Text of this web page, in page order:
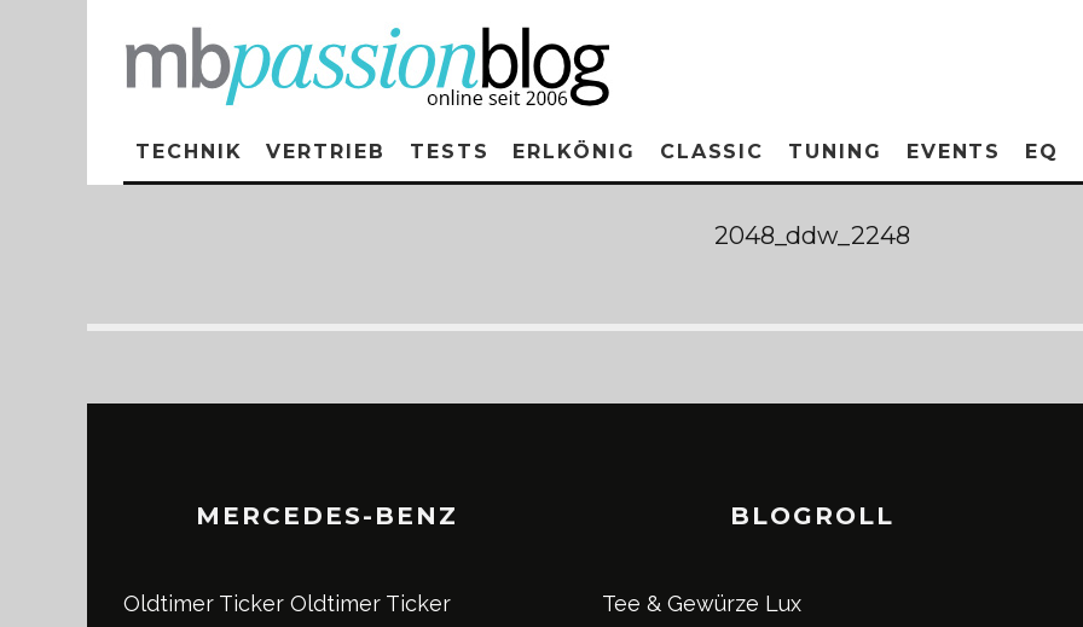
TECHNIK VERTRIEB TESTS ERLKÖNIG CLASSIC TUNING EVENTS EQ
2048_ddw_2248
MERCEDES-BENZ
Oldtimer Ticker Oldtimer Ticker
BLOGROLL
Tee & Gewürze Lux